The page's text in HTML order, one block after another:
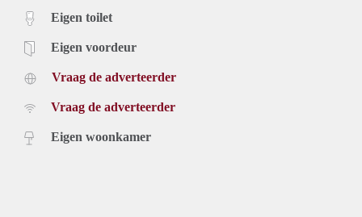
Eigen toilet
Eigen voordeur
Vraag de adverteerder
Vraag de adverteerder
Eigen woonkamer